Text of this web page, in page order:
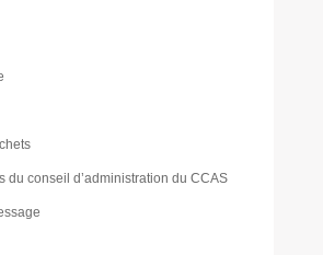
du conseil d’administration du CCAS